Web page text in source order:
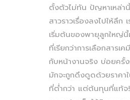
ตั้งตัวไม่ทัน ปัญหาเหล่า
สาวราวเรื่องลงไปให้ลึก
เริ่มต้นของพายุลูกใหญ่นี้
ที่เรียกว่าการเลือกสารเ
กับหน้างานจริง บ่อยครั้
มักจะถูกดึงดูดด้วยราคาใ
ที่ต่ำกว่า แต่ต้นทุนที่แท้